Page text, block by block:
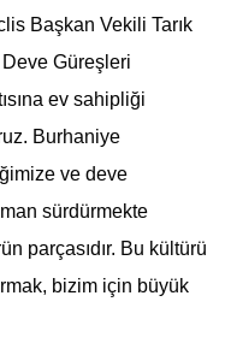
Başkan Vekili Tarık
Güreşleri
ev sahipliği
Burhaniye
ve deve
sürdürmekte
parçasıdır. Bu kültürü
bizim için büyük